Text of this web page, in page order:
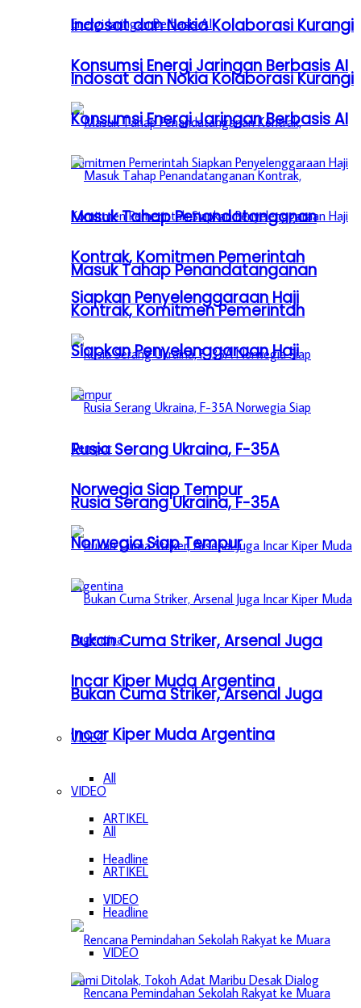
Indosat dan Nokia Kolaborasi Kurangi
Konsumsi Energi Jaringan Berbasis AI
Masuk Tahap Penandatanganan
Kontrak, Komitmen Pemerintah
Siapkan Penyelenggaraan Haji
Rusia Serang Ukraina, F-35A
Norwegia Siap Tempur
Bukan Cuma Striker, Arsenal Juga
Incar Kiper Muda Argentina
VIDEO
All
ARTIKEL
Headline
VIDEO
Indosat dan Nokia Kolaborasi Kurangi
Konsumsi Energi Jaringan Berbasis AI
Masuk Tahap Penandatanganan
Kontrak, Komitmen Pemerintah
Siapkan Penyelenggaraan Haji
Rusia Serang Ukraina, F-35A
Norwegia Siap Tempur
Bukan Cuma Striker, Arsenal Juga
Incar Kiper Muda Argentina
VIDEO
All
ARTIKEL
Headline
VIDEO